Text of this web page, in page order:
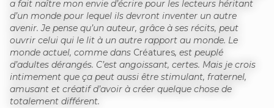
a fait naître mon envie d’écrire pour les lecteurs héritant
d’un monde pour lequel ils devront inventer un autre
avenir. Je pense qu’un auteur, grâce à ses récits, peut
ouvrir celui qui le lit à un autre rapport au monde. Le
monde actuel, comme dans Créatures, est peuplé
d’adultes dérangés. C’est angoissant, certes. Mais je crois
intimement que ça peut aussi être stimulant, fraternel,
amusant et créatif d’avoir à créer quelque chose de
totalement différent.